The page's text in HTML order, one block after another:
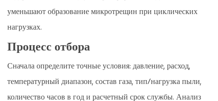
уменьшают образование микротрещин при циклических
нагрузках.
Процесс отбора
Сначала определите точные условия: давление, расход,
температурный диапазон, состав газа, тип/нагрузка пыли,
количество часов в год и расчетный срок службы. Анализ